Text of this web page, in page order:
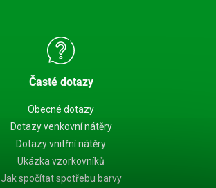
Časté dotazy
Obecné dotazy
Dotazy venkovní nátěry
Dotazy vnitřní nátěry
Ukázka vzorkovníků
Jak spočítat spotřebu barvy